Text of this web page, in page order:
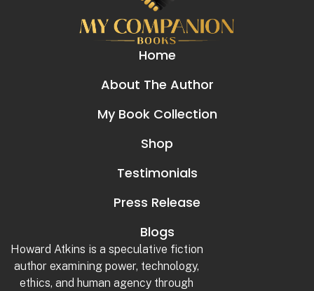
Home
About The Author
My Book Collection
Shop
Testimonials
Press Release
Blogs
Howard Atkins is a speculative fiction
author examining power, technology,
ethics, and human agency through